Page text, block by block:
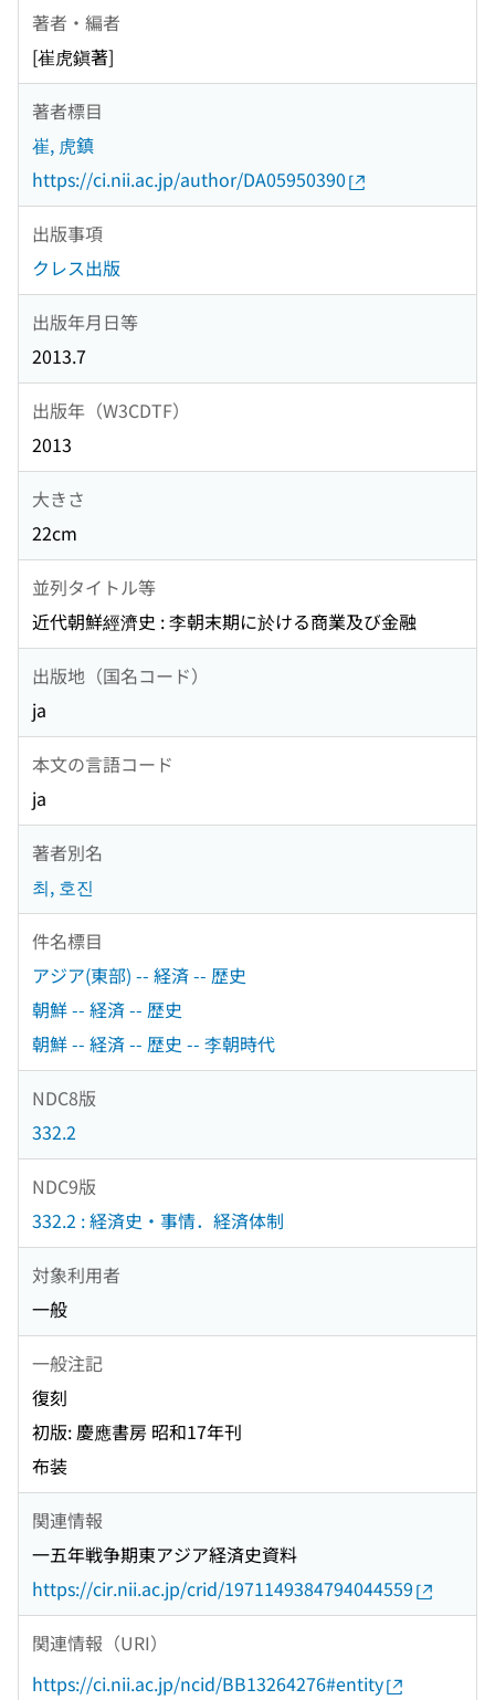
著者・編者
[崔虎鎭著]
著者標目
崔, 虎鎮
https://ci.nii.ac.jp/author/DA05950390
出版事項
クレス出版
出版年月日等
2013.7
出版年（W3CDTF）
2013
大きさ
22cm
並列タイトル等
近代朝鮮經濟史 : 李朝末期に於ける商業及び金融
出版地（国名コード）
ja
本文の言語コード
ja
著者別名
최, 호진
件名標目
アジア(東部) -- 経済 -- 歴史
朝鮮 -- 経済 -- 歴史
朝鮮 -- 経済 -- 歴史 -- 李朝時代
NDC8版
332.2
NDC9版
332.2 : 経済史・事情．経済体制
対象利用者
一般
一般注記
復刻
初版: 慶應書房 昭和17年刊
布装
関連情報
一五年戦争期東アジア経済史資料
https://cir.nii.ac.jp/crid/1971149384794044559
関連情報（URI）
https://ci.nii.ac.jp/ncid/BB13264276#entity